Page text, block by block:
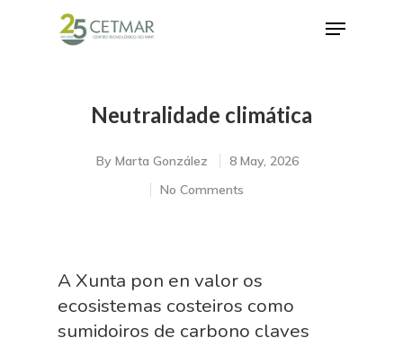
Hit enter to search or ESC to close
Neutralidade climática
By Marta González
8 May, 2026
No Comments
A Xunta pon en valor os
ecosistemas costeiros como
sumidoiros de carbono claves